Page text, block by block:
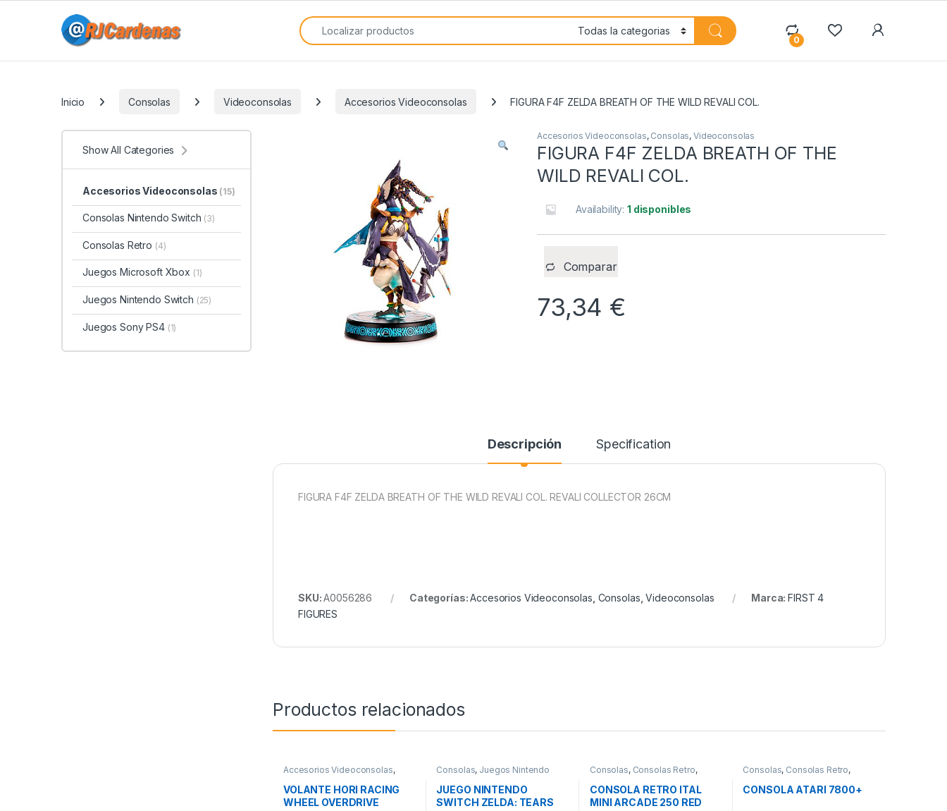
Search for:
0
Inicio Consolas Videoconsolas Accesorios Videoconsolas FIGURA F4F ZELDA BREATH OF THE WILD REVALI COL.
Accesorios Videoconsolas, Consolas, Videoconsolas
FIGURA F4F ZELDA BREATH OF THE
WILD REVALI COL.
Availability:1 disponibles
Comparar
73,34 €
Descripción Specification
FIGURA F4F ZELDA BREATH OF THE WILD REVALI COL. REVALI COLLECTOR 26CM
SKU:A0056286 Categorías:Accesorios Videoconsolas Consolas ,Videoconsolas Marca:FIRST 4
FIGURES
Productos relacionados
Accesorios Videoconsolas,
VOLANTE HORI RACING
WHEEL OVERDRIVE
Consolas, Juegos Nintendo
Videoconsolas
JUEGO NINTENDO
SWITCH ZELDA: TEARS
Consolas, Consolas Retro,
CONSOLA RETRO ITAL
MINI ARCADE 250 RED
Consolas, Consolas Retro,
CONSOLA ATARI 7800+
Show All Categories
Accesorios Videoconsolas (15)
Consolas Nintendo Switch (3)
Consolas Retro (4)
Juegos Microsoft Xbox (1)
Juegos Nintendo Switch (25)
Juegos Sony PS4 (1)